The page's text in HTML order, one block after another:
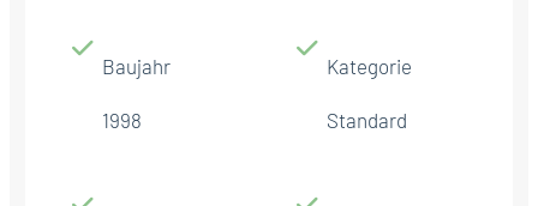
Baujahr
1998
Kategorie
Standard